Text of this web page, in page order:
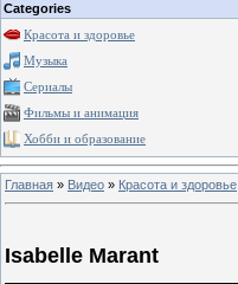
Categories
Красота и здоровье
Музыка
Сериалы
Фильмы и анимация
Хобби и образование
Главная » Видео » Красота и здоровье
Isabelle Marant